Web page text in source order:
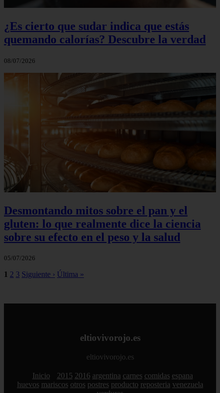
¿Es cierto que sudar indica que estás
quemando calorías? Descubre la verdad
08/07/2026
Desmontando mitos sobre el pan y el
gluten: lo que realmente dice la ciencia
sobre su efecto en el peso y la salud
05/07/2026
1 2 3 Siguiente › Última »
eltiovivorojo.es
eltiovivorojo.es
Inicio 2015 2016 argentina carnes comidas espana
huevos mariscos otros postres producto reposteria venezuela